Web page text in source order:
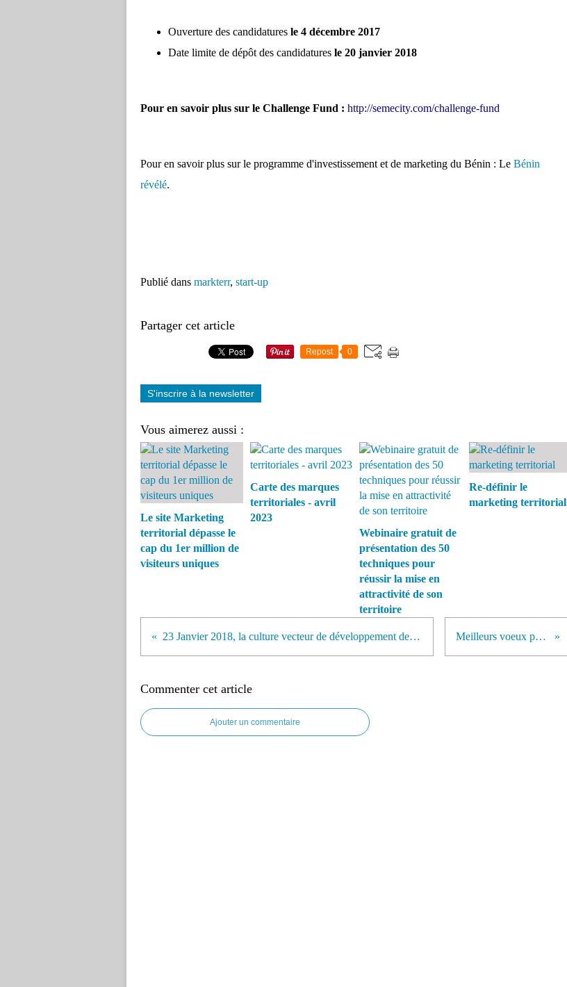
Ouverture des candidatures le 4 décembre 2017
Date limite de dépôt des candidatures le 20 janvier 2018
Pour en savoir plus sur le Challenge Fund : http://semecity.com/challenge-fund
Pour en savoir plus sur le programme d'investissement et de marketing du Bénin : Le Bénin
révélé.
Publié dans markterr, start-up
Partager cet article
Repost 0
S'inscrire à la newsletter
Vous aimerez aussi :
Le site Marketing
territorial dépasse le
cap du 1er million de
visiteurs uniques
Carte des marques
territoriales - avril
2023
Webinaire gratuit de
présentation des 50
techniques pour
réussir la mise en
attractivité de son
territoire
Re-définir le
marketing territorial
23 Janvier 2018, la culture vecteur de développement de la Vallée de Seine Meilleurs voeux pour 2018
Commenter cet article
Ajouter un commentaire